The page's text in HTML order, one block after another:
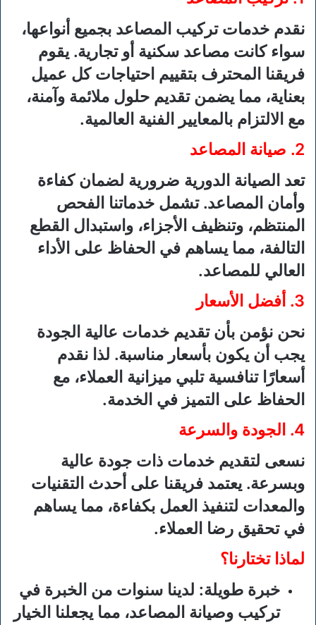
نقدم خدمات تركيب المصاعد بجميع أنواعها،
سواء كانت مصاعد سكنية أو تجارية. يقوم
فريقنا المحترف بتقييم احتياجات كل عميل
بعناية، مما يضمن تقديم حلول ملائمة وآمنة،
مع الالتزام بالمعايير الفنية العالمية.
2. صيانة المصاعد
تعد الصيانة الدورية ضرورية لضمان كفاءة
وأمان المصاعد. تشمل خدماتنا الفحص
المنتظم، وتنظيف الأجزاء، واستبدال القطع
التالفة، مما يساهم في الحفاظ على الأداء
العالي للمصاعد.
3. أفضل الأسعار
نحن نؤمن بأن تقديم خدمات عالية الجودة
يجب أن يكون بأسعار مناسبة. لذا نقدم
أسعارًا تنافسية تلبي ميزانية العملاء، مع
الحفاظ على التميز في الخدمة.
4. الجودة والسرعة
نسعى لتقديم خدمات ذات جودة عالية
وبسرعة. يعتمد فريقنا على أحدث التقنيات
والمعدات لتنفيذ العمل بكفاءة، مما يساهم
في تحقيق رضا العملاء.
لماذا تختارنا؟
خبرة طويلة: لدينا سنوات من الخبرة في
تركيب وصيانة المصاعد، مما يجعلنا الخيار